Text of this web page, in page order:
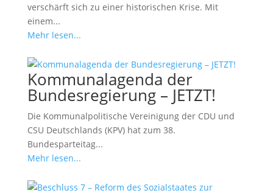
verschärft sich zu einer historischen Krise. Mit
einem...
Mehr lesen...
Kommunalagenda der
Bundesregierung – JETZT!
Die Kommunalpolitische Vereinigung der CDU und
CSU Deutschlands (KPV) hat zum 38.
Bundesparteitag...
Mehr lesen...